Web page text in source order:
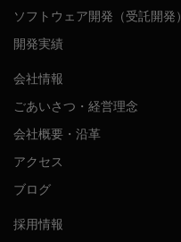
ソフトウェア開発（受託開発）
開発実績
会社情報
ごあいさつ・経営理念
会社概要・沿革
アクセス
ブログ
採用情報